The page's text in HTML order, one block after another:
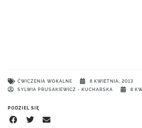
ĆWICZENIA WOKALNE
8 KWIETNIA, 2013
SYLWIA PRUSAKIEWICZ - KUCHARSKA
8
PODZIEL SIĘ